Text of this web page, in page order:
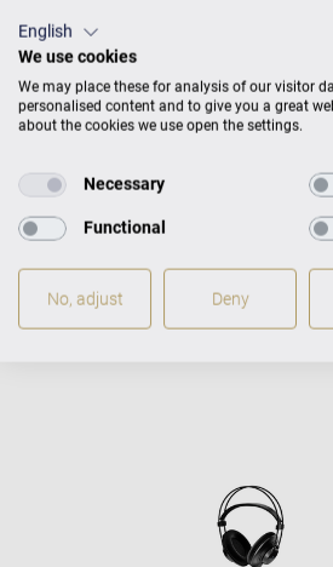
English
We use cookies
We may place these for analysis of our visitor
personalised content and to give you a great
about the cookies we use open the settings.
Necessary
Functional
No, adjust Deny